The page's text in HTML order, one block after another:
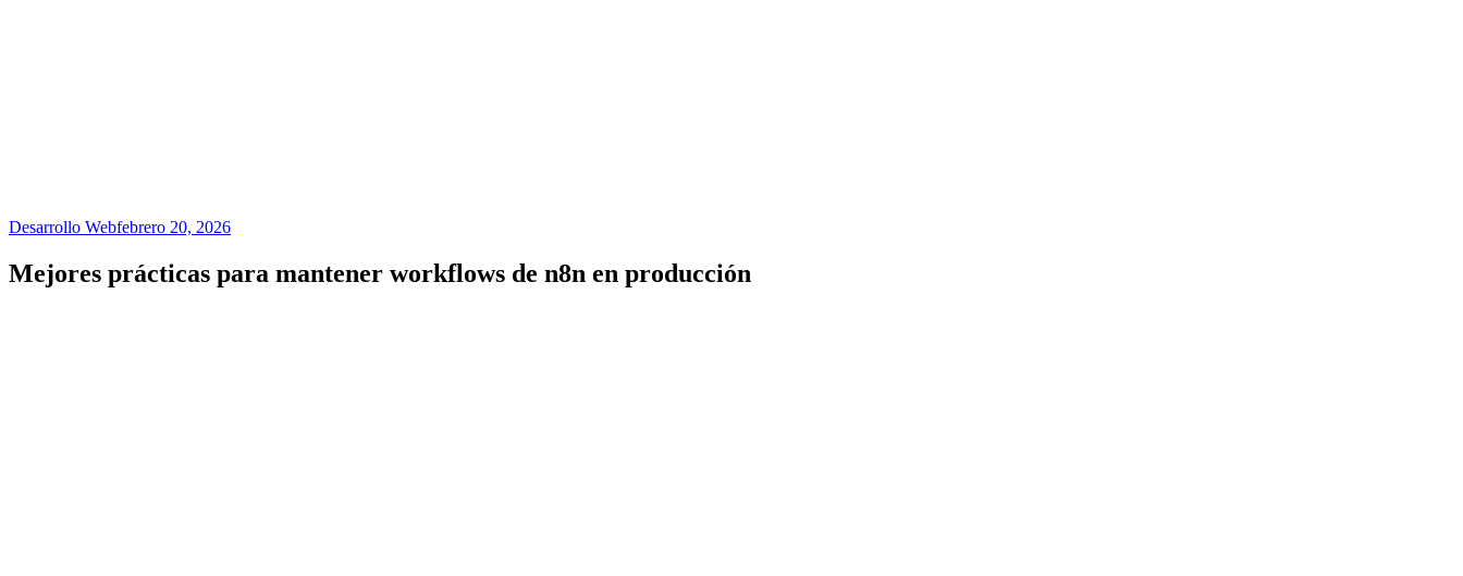
Desarrollo Webfebrero 20, 2026
Mejores prácticas para mantener workflows de n8n en producción